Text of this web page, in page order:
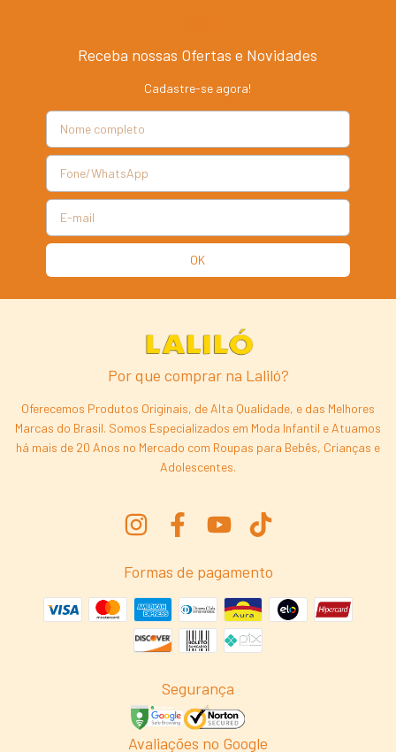
Receba nossas Ofertas e Novidades
Cadastre-se agora!
Por que comprar na Laliló?
Oferecemos Produtos Originais, de Alta Qualidade, e das Melhores
Marcas do Brasil. Somos Especializados em Moda Infantil e Atuamos
há mais de 20 Anos no Mercado com Roupas para Bebês, Crianças e
Adolescentes.
Formas de pagamento
Segurança
Avaliações no Google